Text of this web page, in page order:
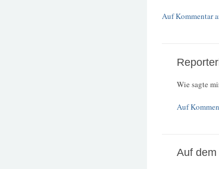
Auf Kommentar
Wie sagte
Auf
Auf dem